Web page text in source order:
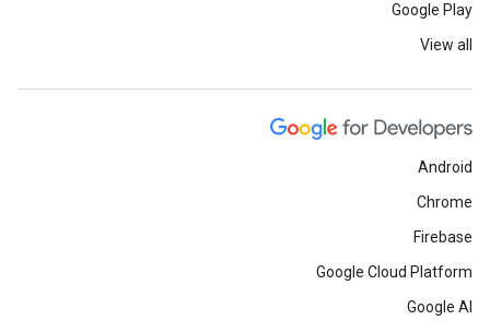
Google Play
View all
Android
Chrome
Firebase
Google Cloud Platform
Google AI